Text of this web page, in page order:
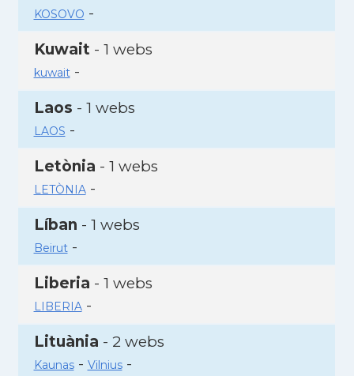
KOSOVO -
Kuwait - 1 webs
kuwait-
Laos - 1 webs
LAOS -
Letònia - 1 webs
LETÒNIA-
Líban - 1 webs
Beirut-
Liberia - 1 webs
LIBERIA-
Lituània - 2 webs
Kaunas- Vilnius-